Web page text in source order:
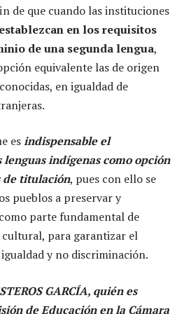
de que cuando las instituciones
establezcan en los requisitos
de una segunda lengua,
equivalente las de origen
en igualdad de
esindispensable el
indígenas como opción
de titulación, pues con ello se
pueblos a preservar y
parte fundamental de
para garantizar el
y no discriminación.
GARCÍA, quién es
de Educación en la Cámara